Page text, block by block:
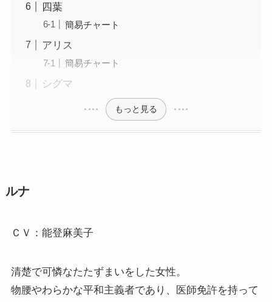
四葉
簡易チャート
アリス
簡易チャート
シグマ
もっと見る
ルナ
ＣＶ：能登麻美子
清楚で可憐なたたずまいをした女性。
物腰やわらかな平和主義者であり、医師免許を持って